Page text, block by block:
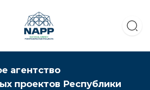
агентство
проектов Республики